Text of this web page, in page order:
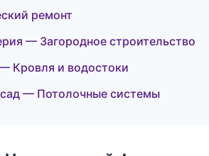
ремонт
— Загородное строительство
Кровля и водостоки
— Потолочные системы